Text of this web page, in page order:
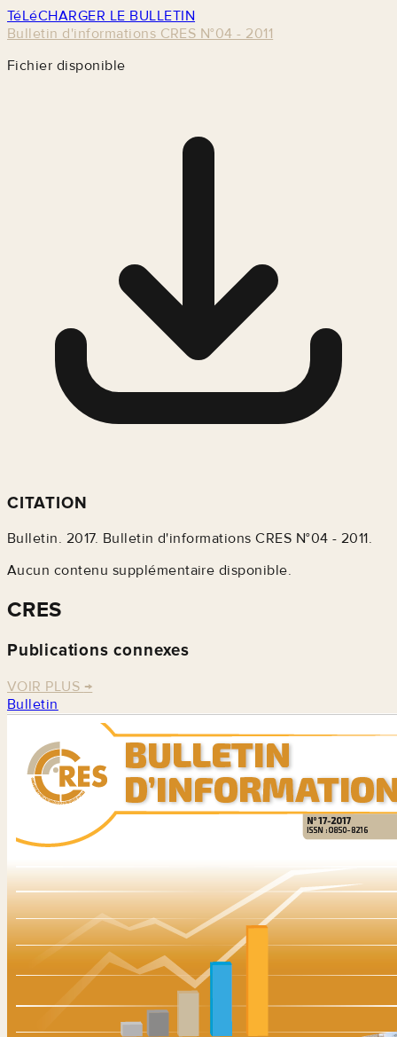
TéLéCHARGER LE BULLETIN
Bulletin d'informations CRES N°04 - 2011
Fichier disponible
CITATION
Bulletin. 2017. Bulletin d'informations CRES N°04 - 2011.
Aucun contenu supplémentaire disponible.
CRES
Publications connexes
VOIR PLUS →
Bulletin